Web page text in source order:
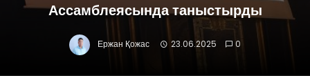
Ассамблеясында таныстырды
Ержан Қожас 23.06.2025 0